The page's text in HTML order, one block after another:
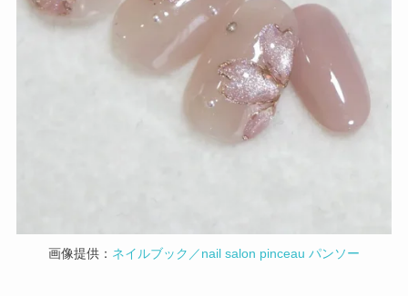
画像提供： ネイルブック／nail salon pinceau パンソー